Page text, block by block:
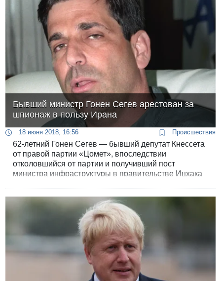
Бывший министр Гонен Сегев арестован за
шпионаж в пользу Ирана
18 июня 2018, 16:56 Происшествия
62-летний Гонен Сегев — бывший депутат Кнессета
от правой партии «Цомет», впоследствии
отколовшийся от партии и получивший пост
министра инфраструктуры в правительстве Ицхака